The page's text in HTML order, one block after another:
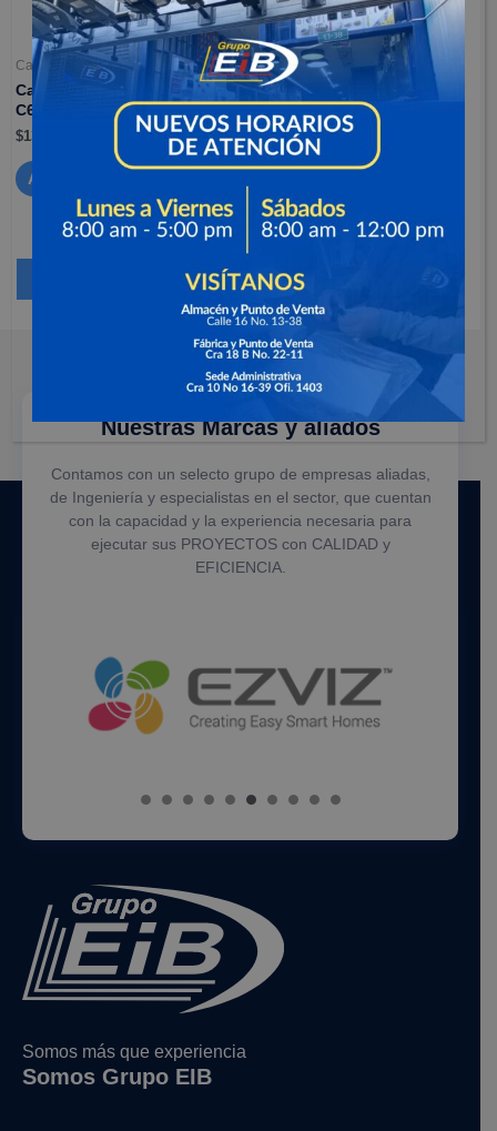
Camaras de seguridad
Camaras para interiores –
C6N
$137,900
Añadir al carrito
Camaras de seguridad
Camaras para interiores –
C6W
Leer más
Nuestras Marcas y aliados
Contamos con un selecto grupo de empresas aliadas,
de Ingeniería y especialistas en el sector, que cuentan
con la capacidad y la experiencia necesaria para
ejecutar sus PROYECTOS con CALIDAD y
EFICIENCIA.
Somos más que experiencia
Somos Grupo EIB